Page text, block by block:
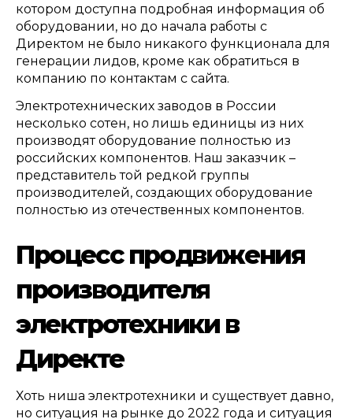
котором доступна подробная информация об
оборудовании, но до начала работы с
Директом не было никакого функционала для
генерации лидов, кроме как обратиться в
компанию по контактам с сайта.
Электротехнических заводов в России
несколько сотен, но лишь единицы из них
производят оборудование полностью из
российских компонентов. Наш заказчик –
представитель той редкой группы
производителей, создающих оборудование
полностью из отечественных компонентов.
Процесс продвижения
производителя
электротехники в
Директе
Хоть ниша электротехники и существует давно,
но ситуация на рынке до 2022 года и ситуация